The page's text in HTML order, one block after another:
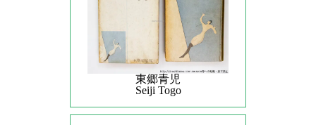
東郷青児
Seiji Togo